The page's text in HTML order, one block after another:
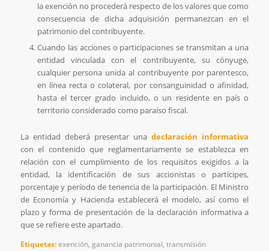
la exención no procederá respecto de los valores que como
consecuencia de dicha adquisición permanezcan en el
patrimonio del contribuyente.
Cuando las acciones o participaciones se transmitan a una
entidad vinculada con el contribuyente, su cónyuge,
cualquier persona unida al contribuyente por parentesco,
en línea recta o colateral, por consanguinidad o afinidad,
hasta el tercer grado incluido, o un residente en país o
territorio considerado como paraíso fiscal.
La entidad deberá presentar unadeclaración informativa
con el contenido que reglamentariamente se establezca en
relación con el cumplimiento de los requisitos exigidos a la
entidad, la identificación de sus accionistas o partícipes,
porcentaje y período de tenencia de la participación. El Ministro
de Economía y Hacienda establecerá el modelo, así como el
plazo y forma de presentación de la declaración informativa a
que se refiere este apartado.
Etiquetas: exención, ganancia patrimonial transmisión